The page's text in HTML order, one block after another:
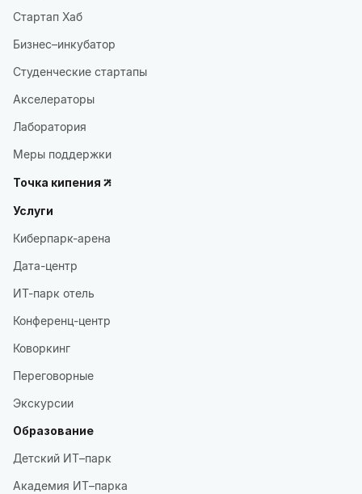
Стартап Хаб
Бизнес–инкубатор
Студенческие стартапы
Акселераторы
Лаборатория
Меры поддержки
Точка кипения
Услуги
Киберпарк-арена
Дата-центр
ИТ-парк отель
Конференц-центр
Коворкинг
Переговорные
Экскурсии
Образование
Детский ИТ–парк
Академия ИТ–парка